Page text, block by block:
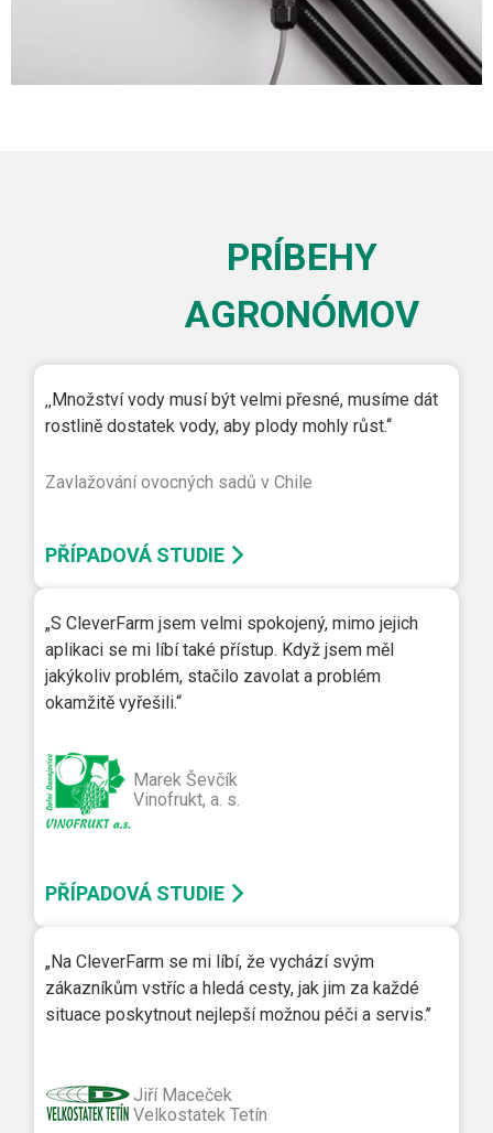
PRÍBEHY
AGRONÓMOV
‚‚Množství vody musí být velmi přesné, musíme dát
rostlině dostatek vody, aby plody mohly růst.‘‘
Zavlažování ovocných sadů v Chile
PŘÍPADOVÁ STUDIE
„S CleverFarm jsem velmi spokojený, mimo jejich
aplikaci se mi líbí také přístup. Když jsem měl
jakýkoliv problém, stačilo zavolat a problém
okamžitě vyřešili.“
Marek Ševčík
Vinofrukt, a. s.
PŘÍPADOVÁ STUDIE
„Na CleverFarm se mi líbí, že vychází svým
zákazníkům vstříc a hledá cesty, jak jim za každé
situace poskytnout nejlepší možnou péči a servis.’’
Jiří Maceček
Velkostatek Tetín